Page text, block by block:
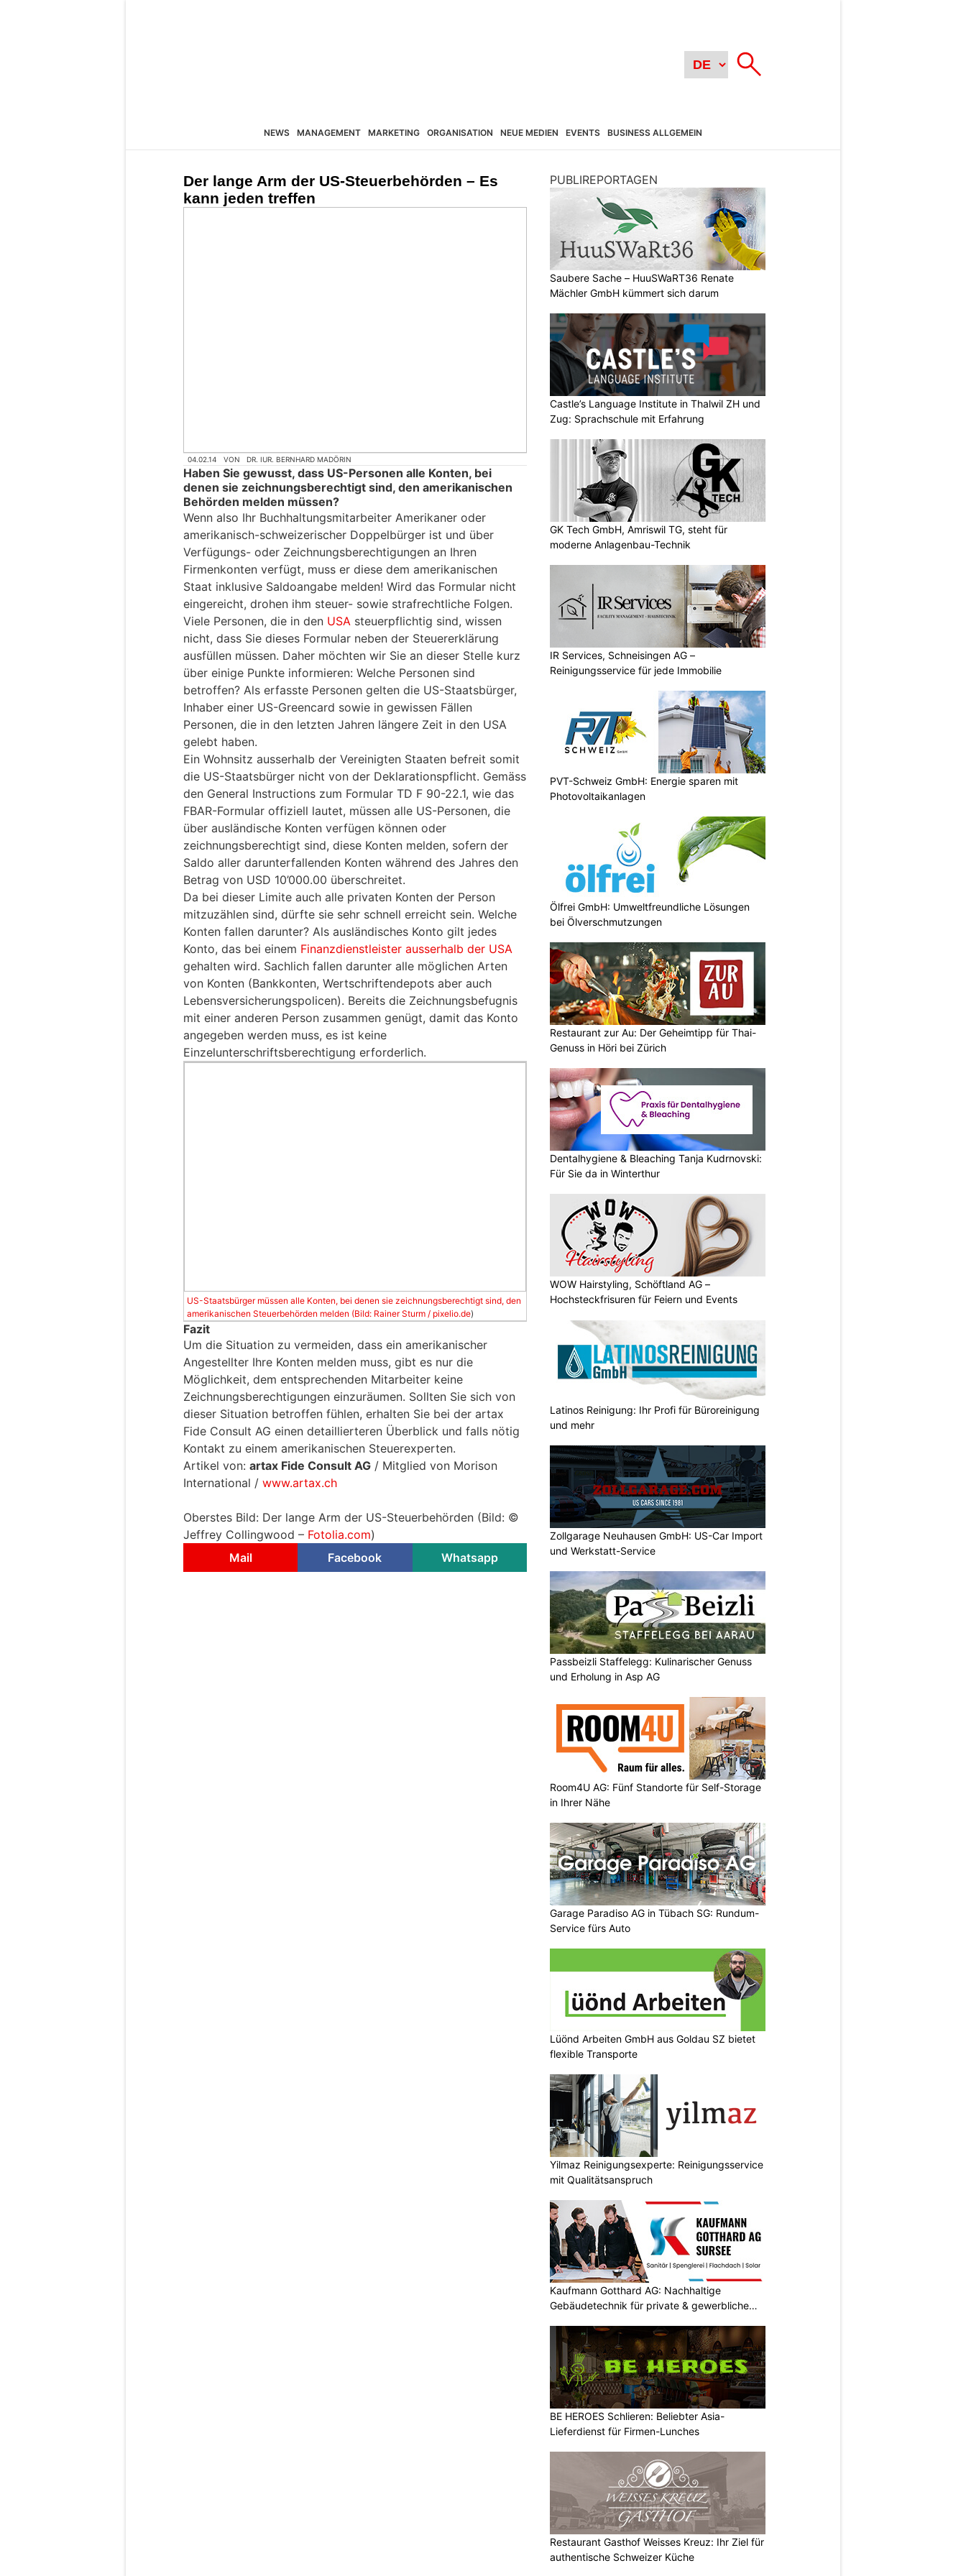
NEWS MANAGEMENT MARKETING ORGANISATION NEUE MEDIEN EVENTS BUSINESS ALLGEMEIN
Der lange Arm der US-Steuerbehörden – Es
kann jeden treffen
04.02.14 VON DR. IUR. BERNHARD MADÖRIN
Haben Sie gewusst, dass US-Personen alle Konten, bei
denen sie zeichnungsberechtigt sind, den amerikanischen
Behörden melden müssen?
Wenn also Ihr Buchhaltungsmitarbeiter Amerikaner oder
amerikanisch-schweizerischer Doppelbürger ist und über
Verfügungs- oder Zeichnungsberechtigungen an Ihren
Firmenkonten verfügt, muss er diese dem amerikanischen
Staat inklusive Saldoangabe melden! Wird das Formular nicht
eingereicht, drohen ihm steuer- sowie strafrechtliche Folgen.
Viele Personen, die in den USA steuerpflichtig sind, wissen
nicht, dass Sie dieses Formular neben der Steuererklärung
ausfüllen müssen. Daher möchten wir Sie an dieser Stelle kurz
über einige Punkte informieren: Welche Personen sind
betroffen? Als erfasste Personen gelten die US-Staatsbürger,
Inhaber einer US-Greencard sowie in gewissen Fällen
Personen, die in den letzten Jahren längere Zeit in den USA
gelebt haben.
Ein Wohnsitz ausserhalb der Vereinigten Staaten befreit somit
die US-Staatsbürger nicht von der Deklarationspflicht. Gemäss
den General Instructions zum Formular TD F 90-22.1, wie das
FBAR-Formular offiziell lautet, müssen alle US-Personen, die
über ausländische Konten verfügen können oder
zeichnungsberechtigt sind, diese Konten melden, sofern der
Saldo aller darunterfallenden Konten während des Jahres den
Betrag von USD 10’000.00 überschreitet.
Da bei dieser Limite auch alle privaten Konten der Person
mitzuzählen sind, dürfte sie sehr schnell erreicht sein. Welche
Konten fallen darunter? Als ausländisches Konto gilt jedes
Konto, das bei einem Finanzdienstleister ausserhalb der USA
gehalten wird. Sachlich fallen darunter alle möglichen Arten
von Konten (Bankkonten, Wertschriftendepots aber auch
Lebensversicherungspolicen). Bereits die Zeichnungsbefugnis
mit einer anderen Person zusammen genügt, damit das Konto
angegeben werden muss, es ist keine
Einzelunterschriftsberechtigung erforderlich.
US-Staatsbürger müssen alle Konten, bei denen sie zeichnungsberechtigt sind, den
amerikanischen Steuerbehörden melden (Bild: Rainer Sturm / pixelio.de)
Fazit
Um die Situation zu vermeiden, dass ein amerikanischer
Angestellter Ihre Konten melden muss, gibt es nur die
Möglichkeit, dem entsprechenden Mitarbeiter keine
Zeichnungsberechtigungen einzuräumen. Sollten Sie sich von
dieser Situation betroffen fühlen, erhalten Sie bei der artax
Fide Consult AG einen detaillierteren Überblick und falls nötig
Kontakt zu einem amerikanischen Steuerexperten.
Artikel von: artax Fide Consult AG / Mitglied von Morison
International / www.artax.ch
Oberstes Bild: Der lange Arm der US-Steuerbehörden (Bild: ©
Jeffrey Collingwood – Fotolia.com)
Mail
Facebook Whatsapp
PUBLIREPORTAGEN
Saubere Sache – HuuSWaRT36 Renate
Mächler GmbH kümmert sich darum
Castle’s Language Institute in Thalwil ZH und
Zug: Sprachschule mit Erfahrung
GK Tech GmbH, Amriswil TG, steht für
moderne Anlagenbau-Technik
IR Services, Schneisingen AG –
Reinigungsservice für jede Immobilie
PVT-Schweiz GmbH: Energie sparen mit
Photovoltaikanlagen
Ölfrei GmbH: Umweltfreundliche Lösungen
bei Ölverschmutzungen
Restaurant zur Au: Der Geheimtipp für Thai-
Genuss in Höri bei Zürich
Dentalhygiene & Bleaching Tanja Kudrnovski:
Für Sie da in Winterthur
WOW Hairstyling, Schöftland AG –
Hochsteckfrisuren für Feiern und Events
Latinos Reinigung: Ihr Profi für Büroreinigung
und mehr
Zollgarage Neuhausen GmbH: US-Car Import
und Werkstatt-Service
Passbeizli Staffelegg: Kulinarischer Genuss
und Erholung in Asp AG
Room4U AG: Fünf Standorte für Self-Storage
in Ihrer Nähe
Garage Paradiso AG in Tübach SG: Rundum-
Service fürs Auto
Lüönd Arbeiten GmbH aus Goldau SZ bietet
flexible Transporte
Yilmaz Reinigungsexperte: Reinigungsservice
mit Qualitätsanspruch
Kaufmann Gotthard AG: Nachhaltige
Gebäudetechnik für private & gewerbliche
BE HEROES Schlieren: Beliebter Asia-
Lieferdienst für Firmen-Lunches
Restaurant Gasthof Weisses Kreuz: Ihr Ziel für
authentische Schweizer Küche